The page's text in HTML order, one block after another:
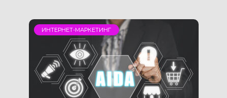
ИНТЕРНЕТ-МАРКЕТИНГ